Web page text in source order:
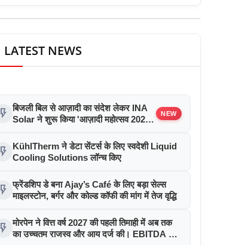
LATEST NEWS
flash_on बिजली बिल से आज़ादी का संदेश लेकर INA
Solar ने शुरू किया 'आज़ादी महोत्सव 2026'
NEW
flash_on
KühlTherm ने डेटा सेंटर्स के लिए स्वदेशी Liquid
Cooling Solutions लॉन्च किए
flash_on फ्रेंडशिप डे बना Ajay’s Café के लिए बड़ा सेल्स
माइलस्टोन, बर्गर और कोल्ड कॉफी की मांग में तेज वृद्धि
flash_on मोरपेन ने वित्त वर्ष 2027 की पहली तिमाही में अब तक
का उच्चतम राजस्व और आय दर्ज की। EBITDA में